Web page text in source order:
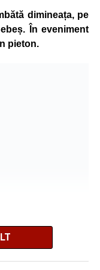
etilotest, rezultatul
dimineața, pe
În eveniment
pieton.
o femeie de 66
inconștientă în